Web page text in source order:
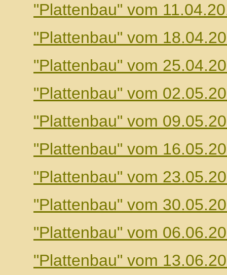
"Plattenbau" vom
"Plattenbau" vom
"Plattenbau" vom
"Plattenbau" vom
"Plattenbau" vom
"Plattenbau" vom
"Plattenbau" vom
"Plattenbau" vom
"Plattenbau" vom
"Plattenbau" vom